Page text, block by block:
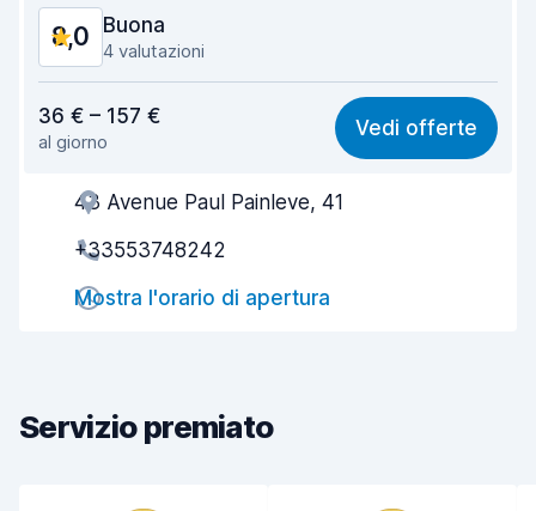
8,0 Buona
4 valutazioni
7,7
Facile da trovare 8,2
Gentilezza degli agenti
Rapidità del ritiro
Rapidità della riconsegna
Condizioni dell'auto
36 € – 157 €
al giorno
Vedi offerte
43 Avenue Paul Painleve, 41
+33553748242
Mostra l'orario di apertura
Servizio premiato